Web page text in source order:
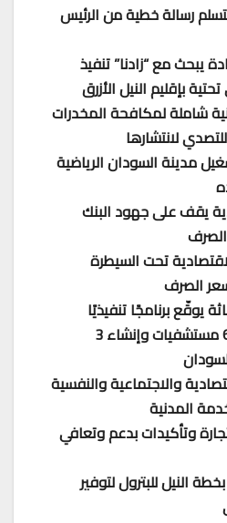
رسالة خطية من الرئيس
يبحث مع “زادنا” تنفيذ
بإقليم النيل الأزرق
شاملة لمكافحة المخدرات
لانتشارها
مدينة السودان الرياضية
يقف على جهود البنك
تحت السيطرة
الصرف
يوقّع برنامجًا تنفيذيًا
مشتركًا لإعادة تأهيل 6 مستشفيات وإنشاء 3
والاجتماعية والنفسية
المدنية
وتأكيدات بدعم وتعافي
النيل للبترول لتوفير